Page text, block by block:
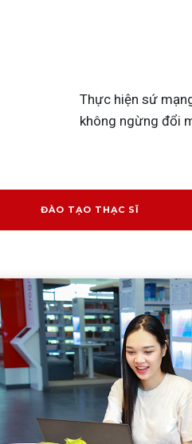
Thực hiện sứ
không ngừng đổi
ĐÀO TẠO THẠC SĨ